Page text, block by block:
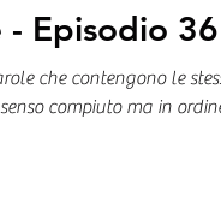
- Episodio 36
che contengono le
compiuto ma in